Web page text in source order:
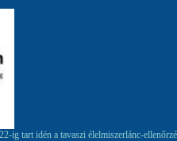
ig tart idén a tavaszi élelmiszerlánc-